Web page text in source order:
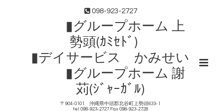
098-923-2727
▮グループホーム 上
勢頭(ｶﾐｾﾄﾞ)
▮デイサービス かみせい
▮グループホーム 謝
苅(ｼﾞｬｰｶﾞﾙ)
〒904-0101 沖縄県中頭郡北谷町上勢頭633-1
tel 098-923-2727 Fax 098-923-2728